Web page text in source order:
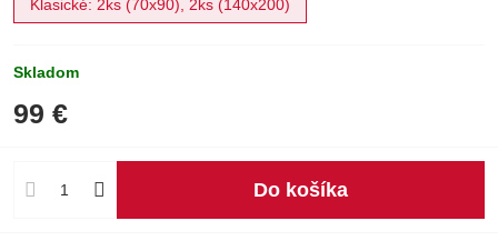
Klasické: 2ks (70x90), 2ks (140x200)
Skladom
99 €
Do košíka